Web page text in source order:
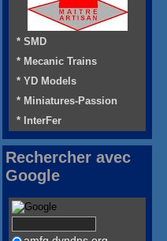
* SMD
* Mecanic Trains
* YD Models
* Miniatures-Passion
* InterFer
Rechercher avec
Google